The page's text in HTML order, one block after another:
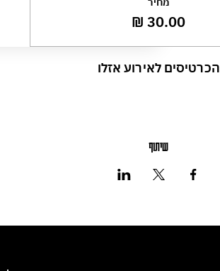
הכרטיסים לאירוע אזלו
שיתוף